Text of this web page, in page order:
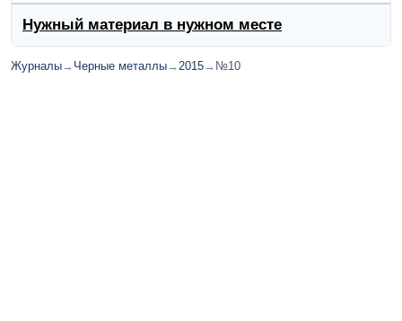
Нужный материал в нужном месте
Журналы→ Черные металлы→2015→ №10